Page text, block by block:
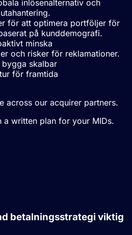
inlösenalternativ och
för att optimera portföljer för
på kunddemografi.
minska
och risker för reklamationer.
skalbar
för framtida
across our acquirer partners.
a written plan for your MIDs.
betalningsstrategi viktig